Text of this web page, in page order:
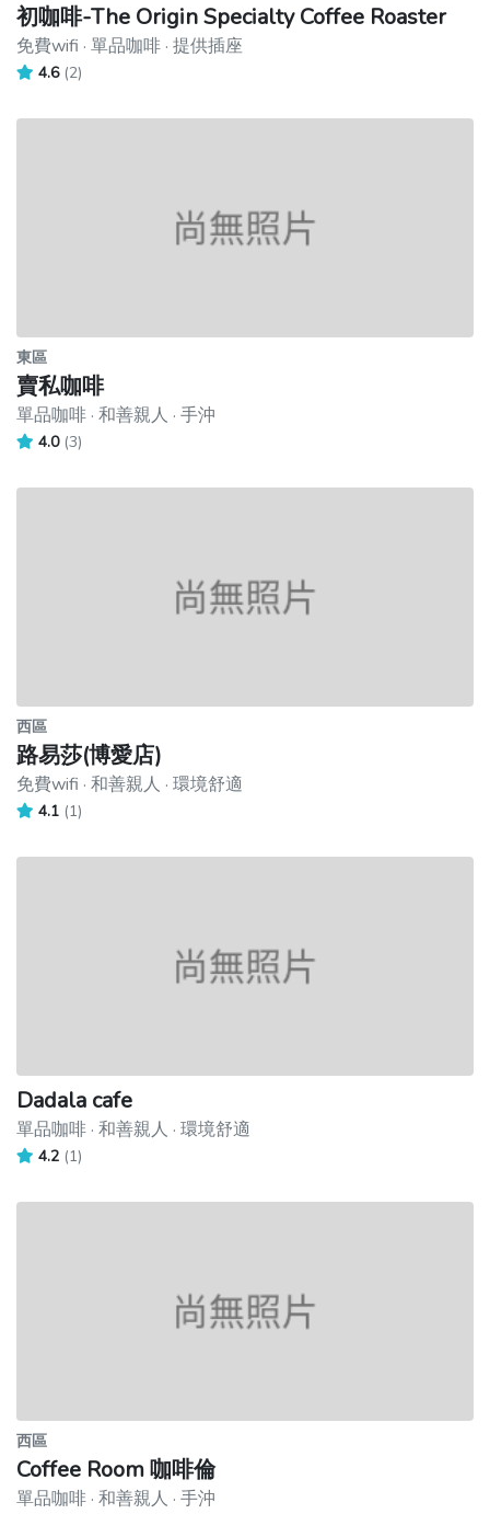
初咖啡-The Origin Specialty Coffee Roaster
免費wifi · 單品咖啡 · 提供插座
4.6 (2)
東區
賣私咖啡
單品咖啡 · 和善親人 · 手沖
4.0 (3)
西區
路易莎(博愛店)
免費wifi · 和善親人 · 環境舒適
4.1 (1)
Dadala cafe
單品咖啡 · 和善親人 · 環境舒適
4.2 (1)
西區
Coffee Room 咖啡倫
單品咖啡 · 和善親人 · 手沖